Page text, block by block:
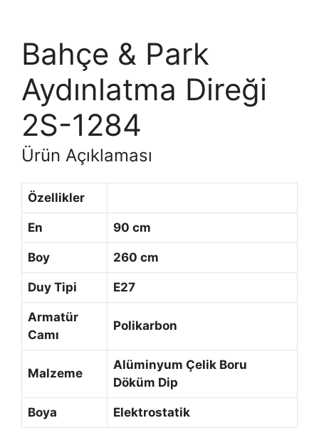
Bahçe & Park
Aydınlatma Direği
2S-1284
Ürün Açıklaması
Özellikler
En 90 cm
Boy 260 cm
Duy Tipi E27
Armatür
Camı
Polikarbon
Malzeme
Alüminyum Çelik Boru
Döküm Dip
Boya Elektrostatik